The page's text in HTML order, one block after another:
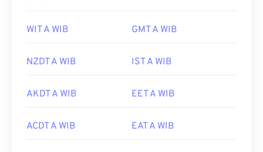
WIT A WIB GMT A WIB
NZDT A WIB IST A WIB
AKDT A WIB EET A WIB
ACDT A WIB EAT A WIB